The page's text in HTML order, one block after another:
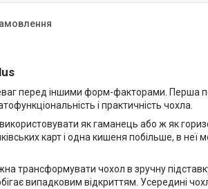
перед іншими форм-факторами. Перша
і практичність чохла.
як гаманець або ж як
карт і одна кишеня побільше, в неї
трансформувати чохол в зручну
випадковим відкриттям. Усередині